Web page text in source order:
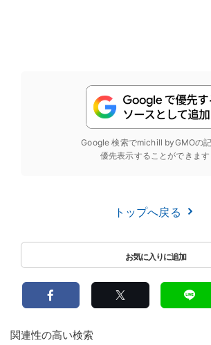
Google 検索でmichill byGMOの
優先表示することができます
トップへ戻る